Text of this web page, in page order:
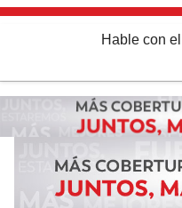
Hable con el